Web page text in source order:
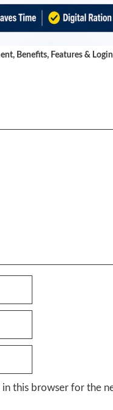
Benefits, Features &
in this browser for the